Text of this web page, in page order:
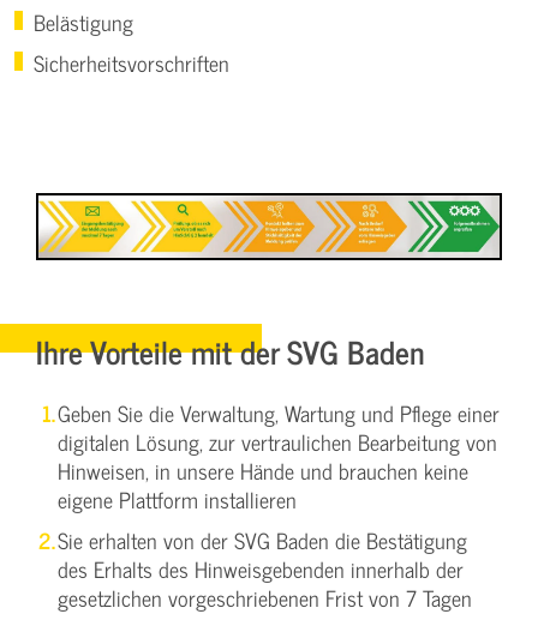
Belästigung
Sicherheitsvorschriften
Ihre Vorteile mit der SVG Baden
Geben Sie die Verwaltung, Wartung und Pflege einer
digitalen Lösung, zur vertraulichen Bearbeitung von
Hinweisen, in unsere Hände und brauchen keine
eigene Plattform installieren
Sie erhalten von der SVG Baden die Bestätigung
des Erhalts des Hinweisgebenden innerhalb der
gesetzlichen vorgeschriebenen Frist von 7 Tagen